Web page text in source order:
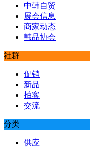
中韩自贸
展会信息
商家动态
韩品协会
社群
促销
新品
拍客
交流
分类
供应